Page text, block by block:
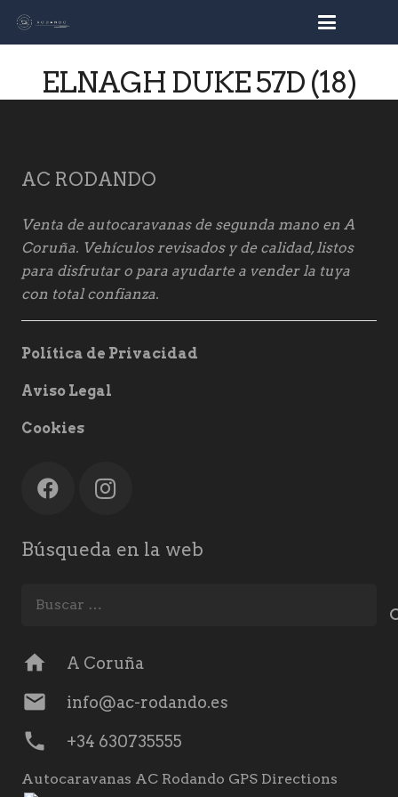
ELNAGH DUKE 57D (18)
AC RODANDO
Venta de autocaravanas de segunda mano en A
Coruña. Vehículos revisados y de calidad, listos
para disfrutar o para ayudarte a vender la tuya
con total confianza.
Política de Privacidad
Aviso Legal
Cookies
Búsqueda en la web
home A Coruña
mail info@ac-rodando.es
phone +34 630735555
Autocaravanas AC Rodando GPS Directions